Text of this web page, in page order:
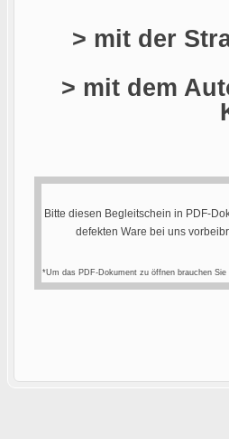
> mit der
> mit dem
Bitte diesen Begleitschein in PDF-
defekten Ware bei uns
*Um das PDF-Dokument zu öffnen brauchen